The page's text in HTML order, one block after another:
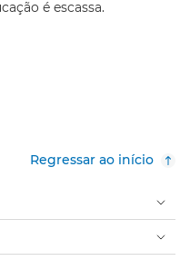
é escassa.
Regressar ao início